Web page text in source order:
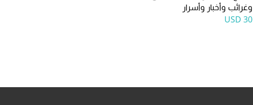
وغرائب وأخبار وأسرار
30 USD